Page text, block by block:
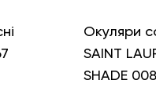
Окуляри
SAINT
SHADE